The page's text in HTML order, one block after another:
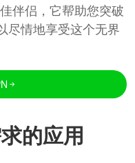
伴侣，它帮助您突破
尽情地享受这个无界
的应用